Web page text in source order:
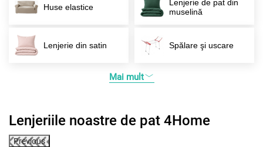
Huse elastice
Lenjerie de pat din
muselină
Lenjerie din satin Spălare şi uscare
Mai mult
Lenjeriile noastre de pat 4Home
Previous